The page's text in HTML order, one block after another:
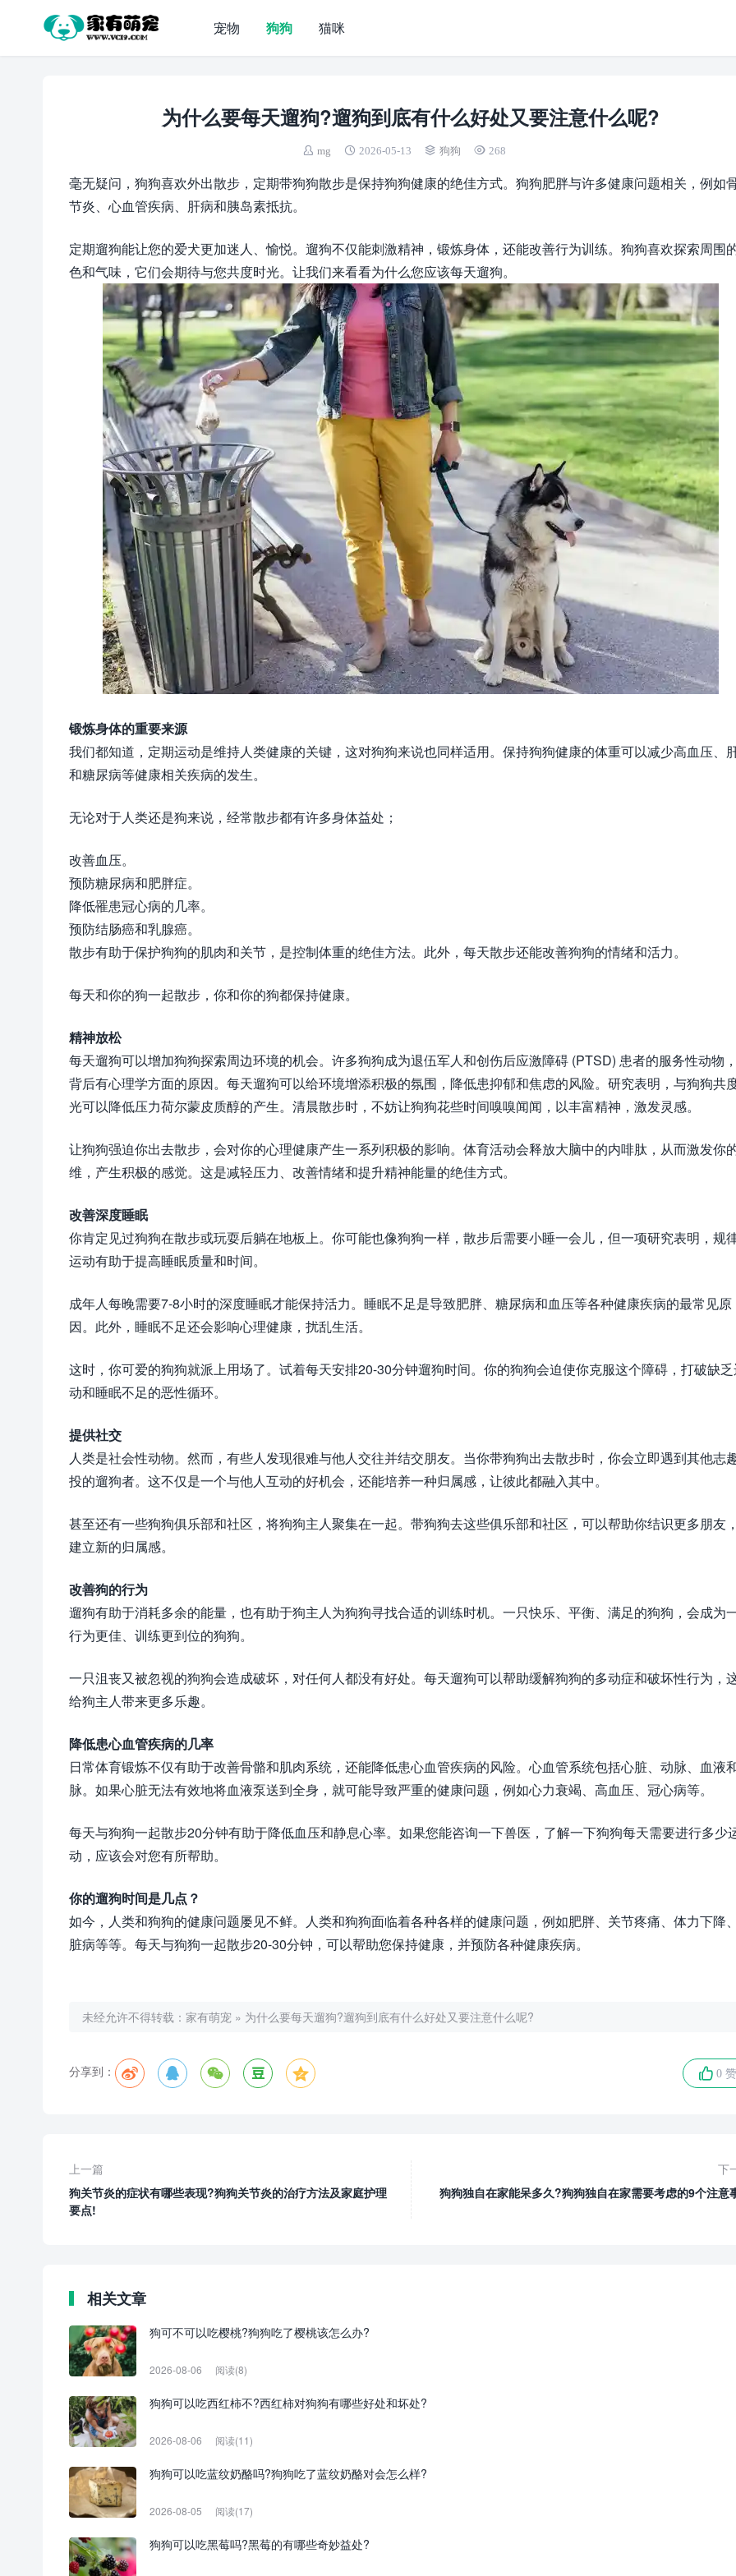
宠物 狗狗 猫咪
为什么要每天遛狗?遛狗到底有什么好处又要注意什么呢?
mg 2026-05-13 狗狗 268
毫无疑问，狗狗喜欢外出散步，定期带狗狗散步是保持狗狗健康的绝佳方式。狗狗肥胖与许多健康问题相关，例如
节炎、心血管疾病、肝病和胰岛素抵抗。
定期遛狗能让您的爱犬更加迷人、愉悦。遛狗不仅能刺激精神，锻炼身体，还能改善行为训练。狗狗喜欢探索周围
色和气味，它们会期待与您共度时光。让我们来看看为什么您应该每天遛狗。
锻炼身体的重要来源
我们都知道，定期运动是维持人类健康的关键，这对狗狗来说也同样适用。保持狗狗健康的体重可以减少高血压、
和糖尿病等健康相关疾病的发生。
无论对于人类还是狗来说，经常散步都有许多身体益处；
改善血压。
预防糖尿病和肥胖症。
降低罹患冠心病的几率。
预防结肠癌和乳腺癌。
散步有助于保护狗狗的肌肉和关节，是控制体重的绝佳方法。此外，每天散步还能改善狗狗的情绪和活力。
每天和你的狗一起散步，你和你的狗都保持健康。
精神放松
每天遛狗可以增加狗狗探索周边环境的机会。许多狗狗成为退伍军人和创伤后应激障碍 (PTSD) 患者的服务性动物
背后有心理学方面的原因。每天遛狗可以给环境增添积极的氛围，降低患抑郁和焦虑的风险。研究表明，与狗狗共
光可以降低压力荷尔蒙皮质醇的产生。清晨散步时，不妨让狗狗花些时间嗅嗅闻闻，以丰富精神，激发灵感。
让狗狗强迫你出去散步，会对你的心理健康产生一系列积极的影响。体育活动会释放大脑中的内啡肽，从而激发你
维，产生积极的感觉。这是减轻压力、改善情绪和提升精神能量的绝佳方式。
改善深度睡眠
你肯定见过狗狗在散步或玩耍后躺在地板上。你可能也像狗狗一样，散步后需要小睡一会儿，但一项研究表明，规
运动有助于提高睡眠质量和时间。
成年人每晚需要7-8小时的深度睡眠才能保持活力。睡眠不足是导致肥胖、糖尿病和血压等各种健康疾病的最常见原
因。此外，睡眠不足还会影响心理健康，扰乱生活。
这时，你可爱的狗狗就派上用场了。试着每天安排20-30分钟遛狗时间。你的狗狗会迫使你克服这个障碍，打破缺
动和睡眠不足的恶性循环。
提供社交
人类是社会性动物。然而，有些人发现很难与他人交往并结交朋友。当你带狗狗出去散步时，你会立即遇到其他志
投的遛狗者。这不仅是一个与他人互动的好机会，还能培养一种归属感，让彼此都融入其中。
甚至还有一些狗狗俱乐部和社区，将狗狗主人聚集在一起。带狗狗去这些俱乐部和社区，可以帮助你结识更多朋友
建立新的归属感。
改善狗的行为
遛狗有助于消耗多余的能量，也有助于狗主人为狗狗寻找合适的训练时机。一只快乐、平衡、满足的狗狗，会成为
行为更佳、训练更到位的狗狗。
一只沮丧又被忽视的狗狗会造成破坏，对任何人都没有好处。每天遛狗可以帮助缓解狗狗的多动症和破坏性行为，
给狗主人带来更多乐趣。
降低患心血管疾病的几率
日常体育锻炼不仅有助于改善骨骼和肌肉系统，还能降低患心血管疾病的风险。心血管系统包括心脏、动脉、血液
脉。如果心脏无法有效地将血液泵送到全身，就可能导致严重的健康问题，例如心力衰竭、高血压、冠心病等。
每天与狗狗一起散步20分钟有助于降低血压和静息心率。如果您能咨询一下兽医，了解一下狗狗每天需要进行多少
动，应该会对您有所帮助。
你的遛狗时间是几点？
如今，人类和狗狗的健康问题屡见不鲜。人类和狗狗面临着各种各样的健康问题，例如肥胖、关节疼痛、体力下降
脏病等等。每天与狗狗一起散步20-30分钟，可以帮助您保持健康，并预防各种健康疾病。
未经允许不得转载： 家有萌宠 » 为什么要每天遛狗?遛狗到底有什么好处又要注意什么呢?
分享到： 0 赞
上一篇
狗关节炎的症状有哪些表现?狗狗关节炎的治疗方法及家庭护理
要点!
下
狗狗独自在家能呆多久?狗狗独自在家需要考虑的9个注意
相关文章
狗可不可以吃樱桃?狗狗吃了樱桃该怎么办?
2026-08-06 阅读(8)
狗狗可以吃西红柿不?西红柿对狗狗有哪些好处和坏处?
2026-08-06 阅读(11)
狗狗可以吃蓝纹奶酪吗?狗狗吃了蓝纹奶酪对会怎么样?
2026-08-05 阅读(17)
狗狗可以吃黑莓吗?黑莓的有哪些奇妙益处?